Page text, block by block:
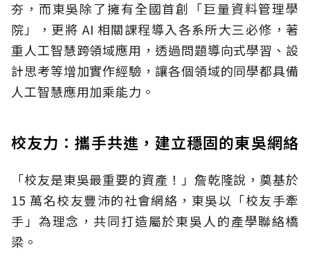
夯，而東吳除了擁有全國首創「巨量資料管理學
院」，更將 AI 相關課程導入各系所大三必修，著
重人工智慧跨領域應用，透過問題導向式學習、設
計思考等增加實作經驗，讓各個領域的同學都具備
人工智慧應用加乘能力。
校友力：攜手共進，建立穩固的東吳網絡
「校友是東吳最重要的資產！」詹乾隆說，奠基於
15 萬名校友豐沛的社會網絡，東吳以「校友手牽
手」為理念，共同打造屬於東吳人的產學聯絡橋
梁。